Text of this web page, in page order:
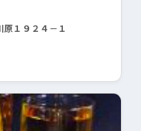
１９２４－１